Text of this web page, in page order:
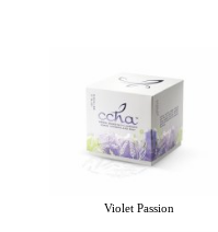
Violet Passion